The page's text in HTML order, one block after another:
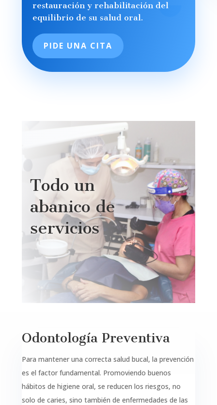
restauración y rehabilitación del
equilibrio de su salud oral.
PIDE UNA CITA
Todo un
abanico de
servicios
Odontología Preventiva
Para mantener una correcta salud bucal, la prevención
es el factor fundamental. Promoviendo buenos
hábitos de higiene oral, se reducen los riesgos, no
solo de caries, sino también de enfermedades de las